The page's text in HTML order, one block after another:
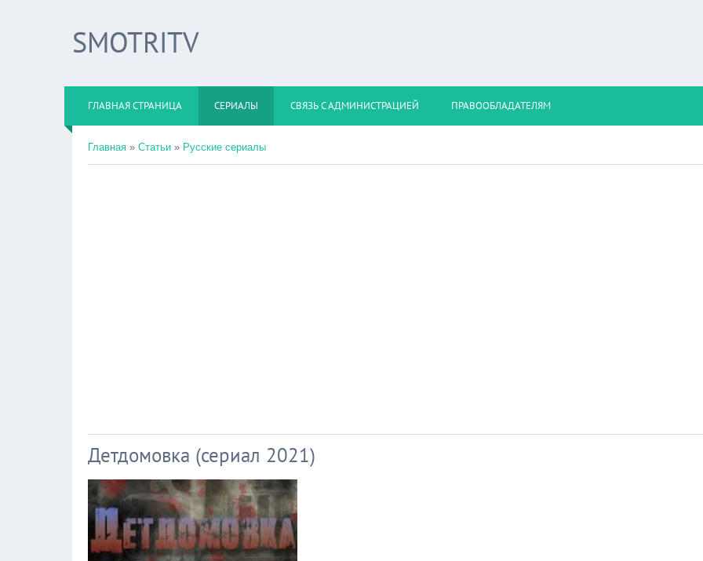
SMOTRITV
ГЛАВНАЯ СТРАНИЦА СЕРИАЛЫ СВЯЗЬ С АДМИНИСТРАЦИЕЙ ПРАВООБЛАДАТЕЛЯМ
Главная » Статьи » Русские сериалы
Детдомовка (сериал 2021)